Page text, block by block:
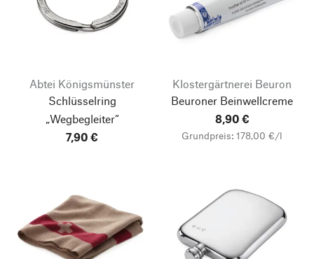
Abtei Königsmünster
Schlüsselring
„Wegbegleiter“
7,90 €
Klostergärtnerei Beuron
Beuroner Beinwellcreme
8,90 €
Grundpreis: 178,00 €/l